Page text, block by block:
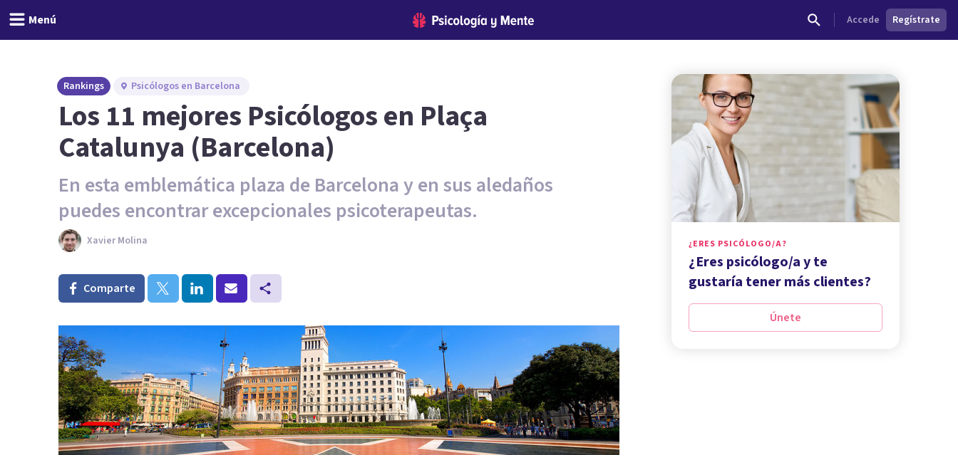
Menú Accede Regístrate
Rankings Psicólogos en Barcelona
Los 11 mejores Psicólogos en Plaça
Catalunya (Barcelona)
En esta emblemática plaza de Barcelona y en sus aledaños
puedes encontrar excepcionales psicoterapeutas.
Xavier Molina
Comparte
¿ERES PSICÓLOGO/A?
¿Eres psicólogo/a y te
gustaría tener más clientes?
Únete